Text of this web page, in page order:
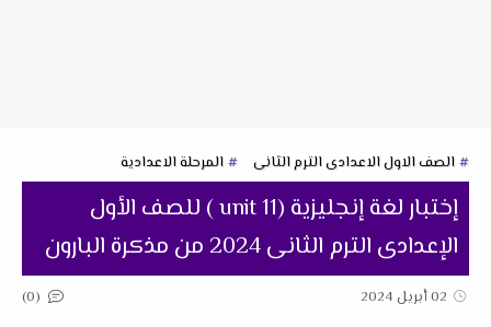
الصف الاول الاعدادى الترم الثانى المرحلة الاعدادية
إختبار لغة إنجليزية (unit 11 ) للصف الأول
الإعدادى الترم الثانى 2024 من مذكرة البارون
02 أبريل 2024 (0)